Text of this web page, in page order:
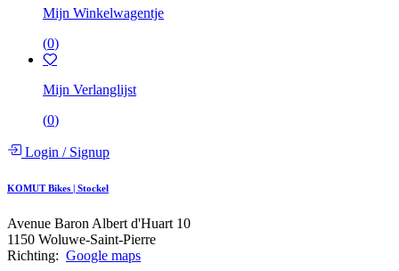
Mijn Winkelwagentje
(0)
Mijn Verlanglijst
(0)
Login /Signup
KOMUT Bikes | Stockel
Avenue Baron Albert d'Huart 10
1150 Woluwe-Saint-Pierre
Richting: Google maps